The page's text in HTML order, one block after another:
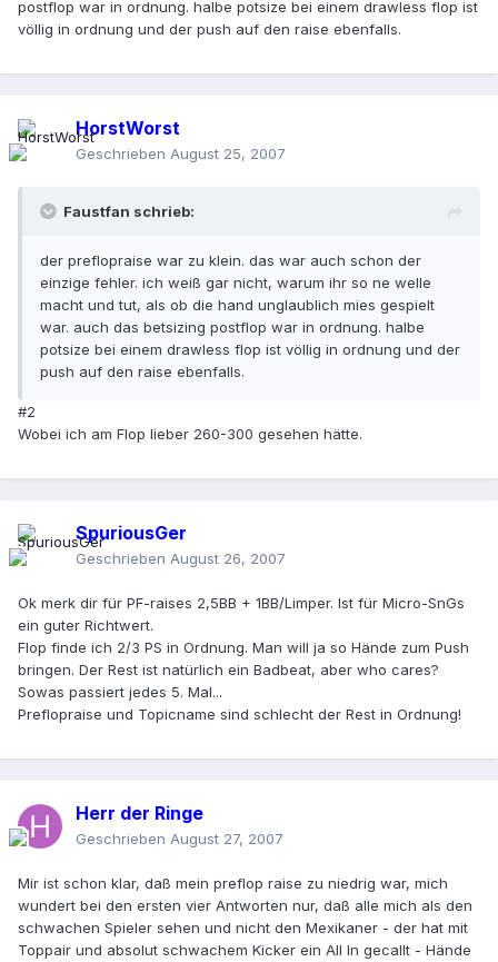
postflop war in ordnung. halbe potsize bei einem drawless flop ist
völlig in ordnung und der push auf den raise ebenfalls.
HorstWorst
Geschrieben August 25, 2007
Faustfan schrieb:
der preflopraise war zu klein. das war auch schon der
einzige fehler. ich weiß gar nicht, warum ihr so ne welle
macht und tut, als ob die hand unglaublich mies gespielt
war. auch das betsizing postflop war in ordnung. halbe
potsize bei einem drawless flop ist völlig in ordnung und der
push auf den raise ebenfalls.
#2
Wobei ich am Flop lieber 260-300 gesehen hätte.
SpuriousGer
Geschrieben August 26, 2007
Ok merk dir für PF-raises 2,5BB + 1BB/Limper. Ist für Micro-SnGs
ein guter Richtwert.
Flop finde ich 2/3 PS in Ordnung. Man will ja so Hände zum Push
bringen. Der Rest ist natürlich ein Badbeat, aber who cares?
Sowas passiert jedes 5. Mal...
Preflopraise und Topicname sind schlecht der Rest in Ordnung!
Herr der Ringe
Geschrieben August 27, 2007
Mir ist schon klar, daß mein preflop raise zu niedrig war, mich
wundert bei den ersten vier Antworten nur, daß alle mich als den
schwachen Spieler sehen und nicht den Mexikaner - der hat mit
Toppair und absolut schwachem Kicker ein All In gecallt - Hände